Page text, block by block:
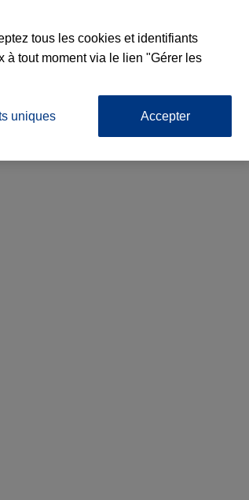
Protection
tous les cookies et identifiants
à tout moment via le lien "Gérer les
uniques Accepter